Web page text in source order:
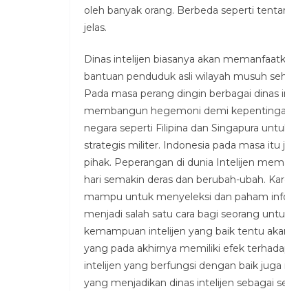
oleh banyak orang. Berbeda seperti
jelas.
Dinas intelijen biasanya akan
bantuan penduduk asli wilayah musuh
Pada masa perang dingin berbagai
membangun hegemoni demi
negara seperti Filipina dan Singapura
strategis militer. Indonesia pada masa
pihak. Peperangan di dunia Intelijen
hari semakin deras dan berubah-ubah.
mampu untuk menyeleksi dan paham
menjadi salah satu cara bagi seorang
kemampuan intelijen yang baik tentu
yang pada akhirnya memiliki efek
intelijen yang berfungsi dengan baik
yang menjadikan dinas intelijen sebagai